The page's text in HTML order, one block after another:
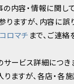
の内容・情報に関し
りますが、内容に誤
ロマチ まで、ご連
サービス詳細につき
りますが、各店・各